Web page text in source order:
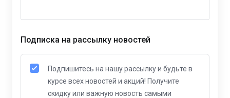
Подписка на рассылку новостей
Подпишитесь на нашу рассылку и будьте в
курсе всех новостей и акций! Получите
скидку или важную новость самыми